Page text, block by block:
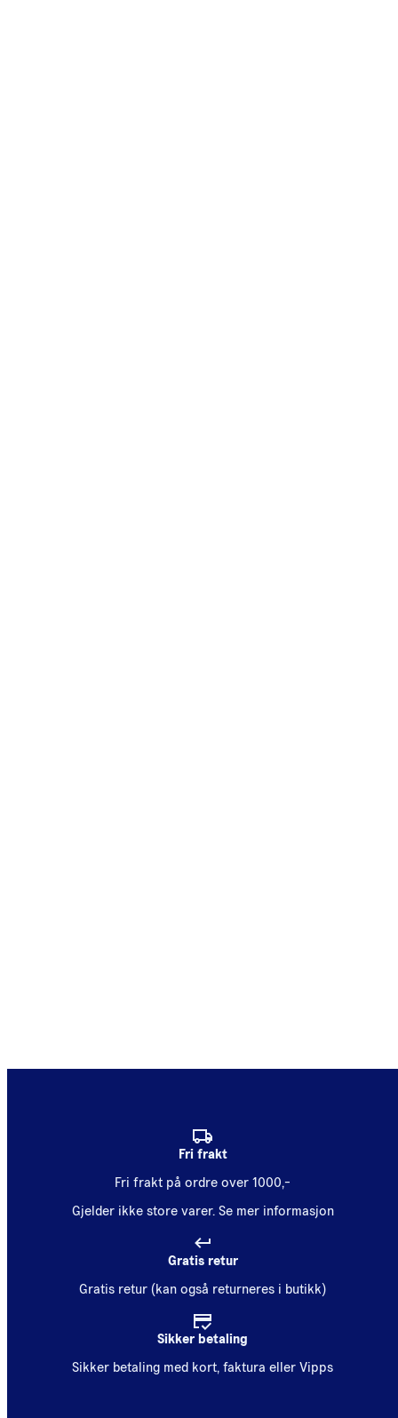
Fri frakt
Fri frakt på ordre over 1000,-
Gjelder ikke store varer. Se mer informasjon
Gratis retur
Gratis retur (kan også returneres i butikk)
Sikker betaling
Sikker betaling med kort, faktura eller Vipps